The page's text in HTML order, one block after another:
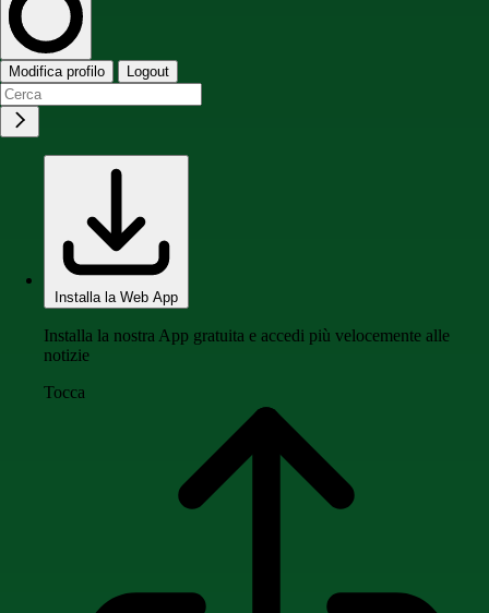
Modifica profilo Logout
Installa la Web App
Installa la nostra App gratuita e accedi più velocemente alle
notizie
Tocca